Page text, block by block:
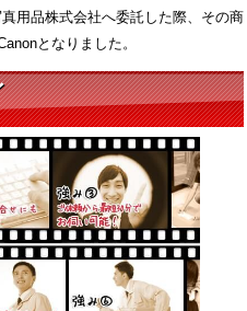
用品株式会社へ委託した際、その商
となりました。